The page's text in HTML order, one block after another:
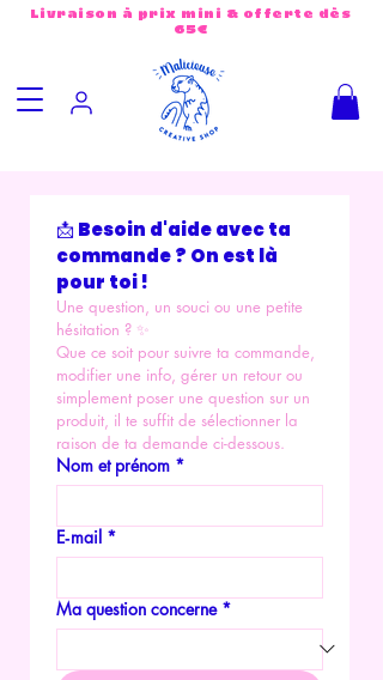
Livraison à prix mini & offerte dès
65€
📩 Besoin d'aide avec ta
commande ? On est là
pour toi !
Une question, un souci ou une petite
hésitation ? ✨
Que ce soit pour suivre ta commande,
modifier une info, gérer un retour ou
simplement poser une question sur un
produit, il te suffit de sélectionner la
raison de ta demande ci-dessous.
Nom et prénom *
E‑mail *
Ma question concerne *